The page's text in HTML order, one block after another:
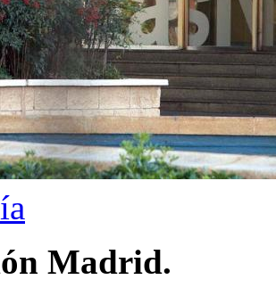
Madrid.